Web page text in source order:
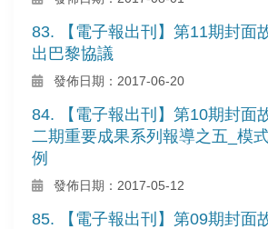
83. 【電子報出刊】第11期封面
出巴黎協議
發佈日期：2017-06-20
84. 【電子報出刊】第10期封面
二期重要成果系列報導之五_模
例
發佈日期：2017-05-12
85. 【電子報出刊】第09期封面